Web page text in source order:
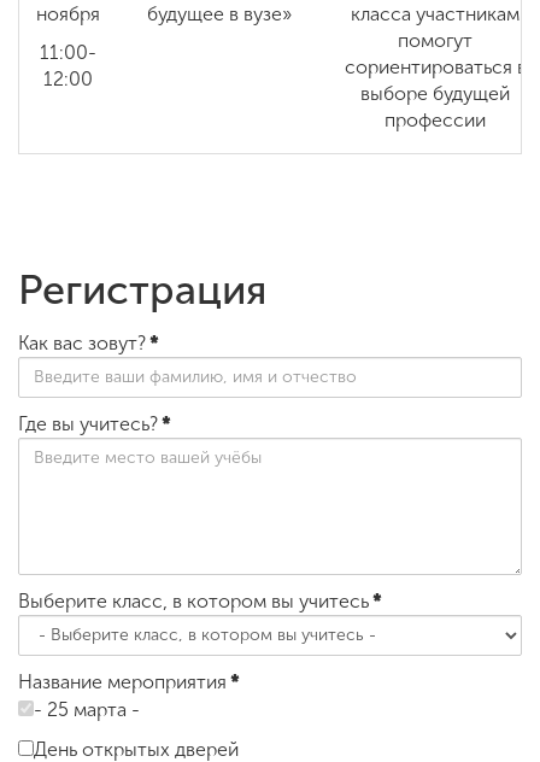
ноября
11:00-
12:00
будущее в вузе»
класса участникам
помогут
сориентироваться в
выборе будущей
профессии
Регистрация
Как вас зовут?*
Где вы учитесь?*
Выберите класс, в котором вы учитесь*
Название мероприятия *
- 25 марта -
День открытых дверей